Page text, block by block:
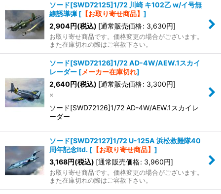
ソード[SWD72125]1/72 川崎 キ102乙 w/イ号無
線誘導弾 [ 【お取り寄せ商品】 ]
2,904円(税込) [通常販売価格: 3,630円]
お取り寄せ商品です。価格変更の場合がございます。
また在庫切れの際はご容赦下さい。
ソード[SWD72126]1/72 AD-4W/AEW.1スカイ
レーダー [メーカー在庫切れ]
2,640円(税込) [通常販売価格: 3,300円]
×
ソード[SWD72126]1/72 AD-4W/AEW.1スカイレ
ーダー
ソード[SWD72127]1/72 U-125A 浜松救難隊40
周年記念ltd. [ 【お取り寄せ商品】 ]
3,168円(税込) [通常販売価格: 3,960円]
お取り寄せ商品です。価格変更の場合がございます。
また在庫切れの際はご容赦下さい。